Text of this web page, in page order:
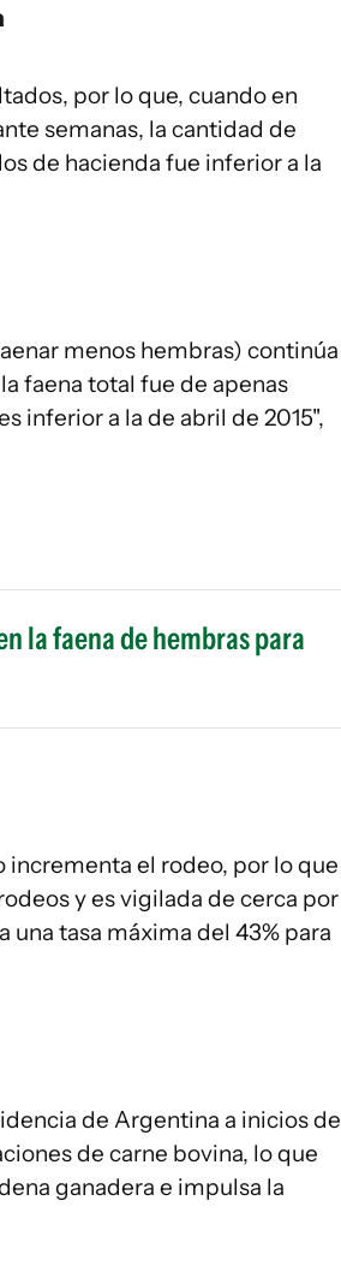
por lo que, cuando en
semanas, la cantidad de
de hacienda fue inferior a la
menos hembras) continúa
faena total fue de apenas
inferior a la de abril de 2015",
la faena de hembras para
incrementa el rodeo, por lo que
y es vigilada de cerca por
tasa máxima del 43% para
de Argentina a inicios de
de carne bovina, lo que
ganadera e impulsa la